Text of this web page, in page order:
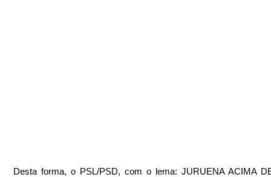
Desta forma, o PSL/PSD, com o lema: JURUENA ACIMA